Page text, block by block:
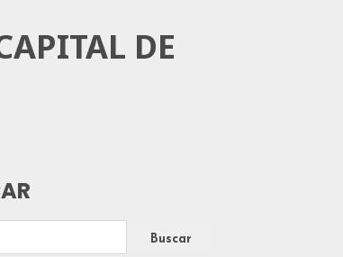
DE
Buscar